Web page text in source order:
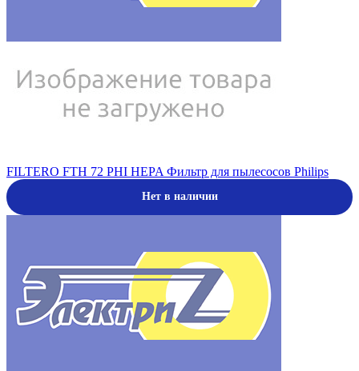
FILTERO FTH 72 PHI HEPA Фильтр для пылесосов Philips
Нет в наличии